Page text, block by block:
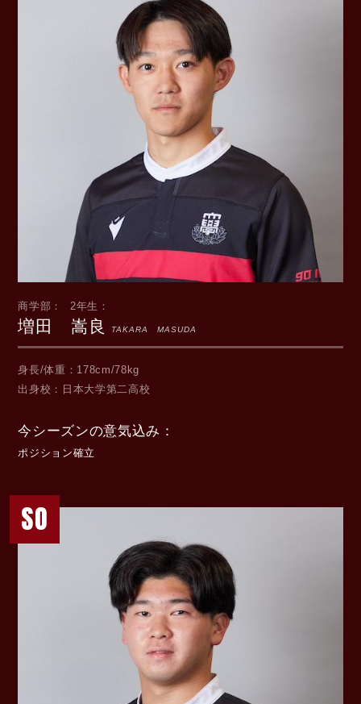
商学部 2年生
増田 嵩良 TAKARA MASUDA
身長/体重
178cm/78kg
出身校
日本大学第二高校
今シーズンの意気込み
ポジション確立
SO